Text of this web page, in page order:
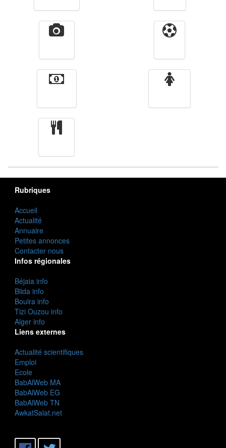
Rubriques
Accueil
Actualité
Annuaire
Petites annonces
Contacter nous
Infos régionales
Béjaia info
Blida info
Bouira info
Tizi Ouzou info
Alger info
Liens externes
Actualité scientifiques
Emploi
Ecole
BabAlWeb MA
BabAlWeb EG
BabAlWeb TN
AwkatSalat.net